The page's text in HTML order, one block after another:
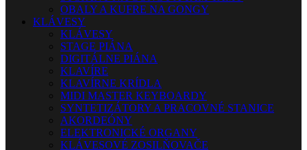
OBALY A KUFRE NA GONGY
KLÁVESY
KLÁVESY
STAGE PIÁNA
DIGITÁLNE PIÁNA
KLAVÍRE
KLAVÍRNE KRÍDLA
MIDI MASTER KEYBOARDY
SYNTETIZÁTORY A PRACOVNÉ STANICE
AKORDEÓNY
ELEKTRONICKÉ ORGANY
KLÁVESOVÉ ZOSILŇOVAČE